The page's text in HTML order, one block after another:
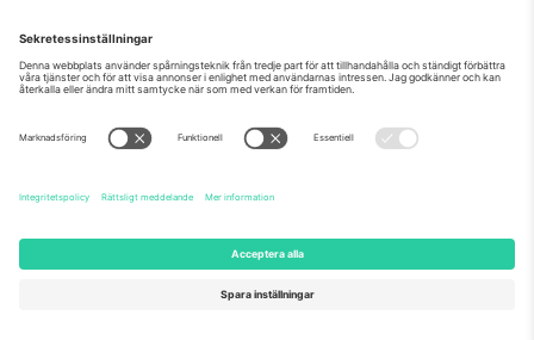
Mexico
Av Chapultepec 360, Roma
Norte, Cuauhtémoc, 06700
Ciudad de México, CDMX,
plats, evenemang och/eller domän. För detaljer, se specifik
evenemangssida, avtryck och villkor.,Leverantörens namn
© 2026 Ticombo. Alla rättigheter förbehållna.